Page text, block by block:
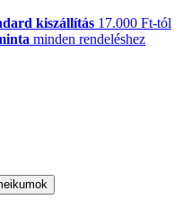
kiszállítás 17.000 Ft-tól
minden rendeléshez